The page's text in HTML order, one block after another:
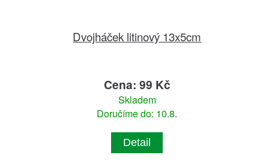
Dvojháček litinový 13x5cm
Cena: 99 Kč
Skladem
Doručíme do: 10.8.
Detail